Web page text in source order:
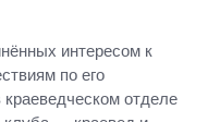
интересом к
по его
отделе